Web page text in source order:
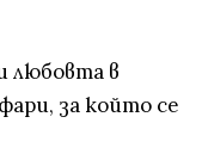
любовта в
за който се